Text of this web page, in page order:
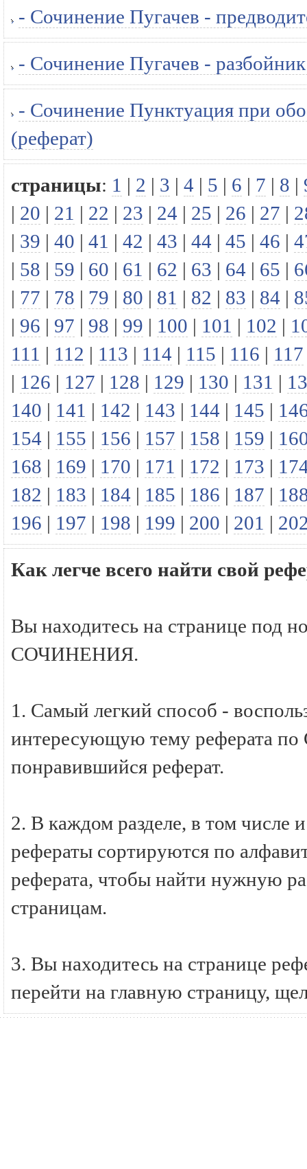
- Сочинение Пугачев -
- Сочинение Пугачев -
- Сочинение Пунктуация при
(реферат)
страницы: 1 | 2 | 3 | 4 | 5 | 6 | 7 | 8 |
| 20 | 21 | 22 | 23 | 24 | 25 | 26 | 27 |
| 39 | 40 | 41 | 42 | 43 | 44 | 45 | 46 |
| 58 | 59 | 60 | 61 | 62 | 63 | 64 | 65 |
| 77 | 78 | 79 | 80 | 81 | 82 | 83 | 84 |
| 96 | 97 | 98 | 99 | 100 | 101 | 102 |
111 | 112 | 113 | 114 | 115 | 116 | 117
| 126 | 127 | 128 | 129 | 130 | 131 |
140 | 141 | 142 | 143 | 144 | 145 |
154 | 155 | 156 | 157 | 158 | 159 |
168 | 169 | 170 | 171 | 172 | 173 |
182 | 183 | 184 | 185 | 186 | 187 |
196 | 197 | 198 | 199 | 200 | 201 |
Как легче всего найти свой
Вы находитесь на странице под
СОЧИНЕНИЯ.
1. Самый легкий способ -
интересующую тему реферата
понравившийся реферат.
2. В каждом разделе, в том
рефераты сортируются по
реферата, чтобы найти нужную
страницам.
3. Вы находитесь на странице
перейти на главную страницу,